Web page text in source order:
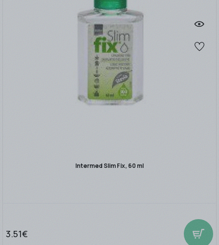
Intermed Slim Fix, 60 ml
3.51€